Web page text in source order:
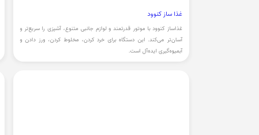
غذا ساز کنوود
غذاساز کنوود با موتور قدرتمند و لوازم جانبی متنوع، آشپزی را سریع‌تر و
آسان‌تر می‌کند. این دستگاه برای خرد کردن، مخلوط کردن، ورز دادن و
آبمیوه‌گیری ایده‌آل است.